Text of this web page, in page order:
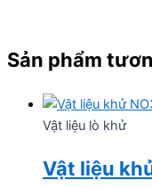
Sản phẩm
Vật liệu lò khử
Vật liệu